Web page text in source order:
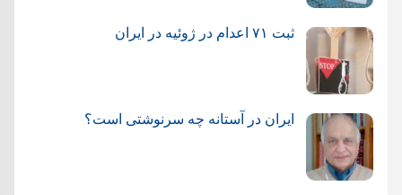
ثبت ۷۱ اعدام در ژوئيه در ایران
ایران در آستانه چه سرنوشتی است؟